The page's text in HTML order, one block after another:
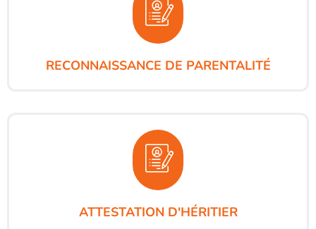
RECONNAISSANCE DE PARENTALITÉ
ATTESTATION D'HÉRITIER